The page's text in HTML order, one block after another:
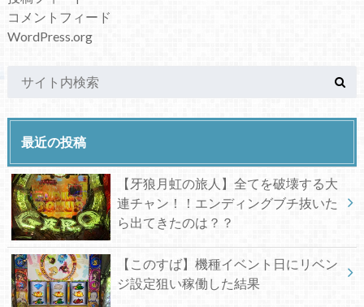
コメントフィード
WordPress.org
最近の投稿
【牙狼月虹の旅人】全てを破壊する大
連チャン！！エンディングブチ抜いた
ら出てきたのは？？
【このすば】機種イベント日にリベン
ジ設定狙い稼働した結果